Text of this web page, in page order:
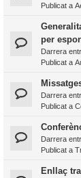
Publicat a
per
Darrera
Publicat a
Darrera
Publicat a
Darrera
Publicat a
Enllaç